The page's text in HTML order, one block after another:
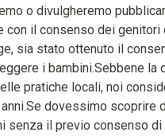
o divulgheremo
con il consenso dei
sia stato ottenuto il
i bambini.Sebbene la
pratiche locali, noi
dovessimo scoprire
senza il previo consenso